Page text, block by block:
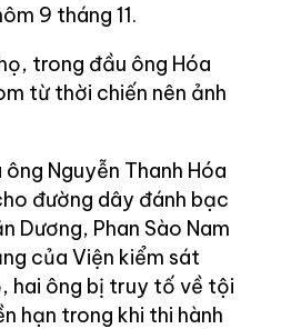
9 tháng 11.
trong đầu ông Hóa
từ thời chiến nên ảnh
Nguyễn Thanh Hóa
đường dây đánh bạc
Dương, Phan Sào Nam
của Viện kiểm sát
hai ông bị truy tố về tội
hạn trong khi thi hành